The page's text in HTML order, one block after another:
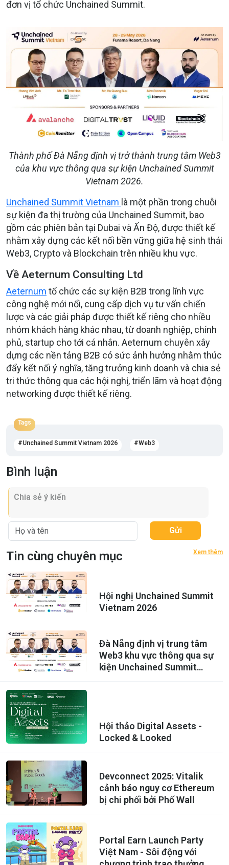
đơn vị tổ chức Unchained Summit.
Thành phố Đà Nẵng định vị trở thành trung tâm Web3
của khu vực thông qua sự kiện Unchained Summit
Vietnam 2026.
Unchained Summit Vietnam là một phần trong chuỗi
sự kiện đa thị trường của Unchained Summit, bao
gồm các phiên bản tại Dubai và Ấn Độ, được thiết kế
nhằm xây dựng các kết nối bền vững giữa hệ sinh thái
Web3, Crypto và Blockchain trên nhiều khu vực.
Về Aeternum Consulting Ltd
Aeternum tổ chức các sự kiện B2B trong lĩnh vực
công nghệ mới nổi, cung cấp dịch vụ tư vấn chiến
lược và các giải pháp được thiết kế riêng cho nhiều
nhóm khách hàng khác nhau, từ doanh nghiệp, chính
phủ, startup cho tới cá nhân. Aeternum chuyên xây
dựng các nền tảng B2B có sức ảnh hưởng nhằm thúc
đẩy kết nối ý nghĩa, tăng trưởng kinh doanh và chia sẻ
tri thức thông qua các hội nghị, triển lãm và hoạt động
networking được thiết kế riêng.
Tags
Unchained Summit Vietnam 2026 Web3
Bình luận
Gửi
Tin cùng chuyên mục Xem thêm
Hội nghị Unchained Summit
Vietnam 2026
Đà Nẵng định vị trung tâm
Web3 khu vực thông qua sự
kiện Unchained Summit
Hội thảo Digital Assets -
Locked & Looked
Devconnect 2025: Vitalik
cảnh báo nguy cơ Ethereum
bị chi phối bởi Phố Wall
Portal Earn Launch Party
Việt Nam - Sôi động với